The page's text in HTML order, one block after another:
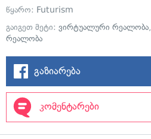
წყარო: Futurism
გაიგეთ მეტი: ვირტუალური რეალობა,
რეალობა
გაზიარება
კომენტარები